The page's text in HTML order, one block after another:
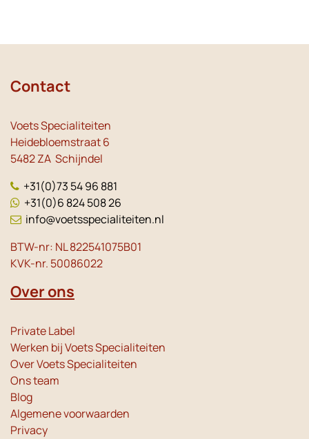
Contact
Voets Specialiteiten
Heidebloemstraat 6
5482 ZA Schijndel
+31(0)73 54 96 881
+31(0)6 824 508 26
info@voetsspecialiteiten.nl
BTW-nr: NL 822541075B01
KVK-nr. 50086022
Over ons
Private Label
Werken bij Voets Specialiteiten
Over Voets Specialiteiten
Ons team
Blog
Algemene voorwaarden
Privacy